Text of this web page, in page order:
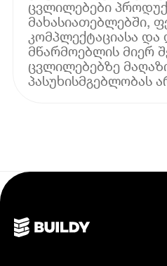
ცვლილებები
მახასიათებლებში,
კომპლექტაციასა და
მწარმოებლის მიერ
ცვლილებებზე
პასუხისმგებლობას